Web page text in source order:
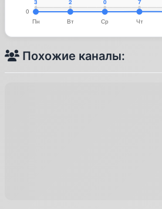
Похожие каналы: